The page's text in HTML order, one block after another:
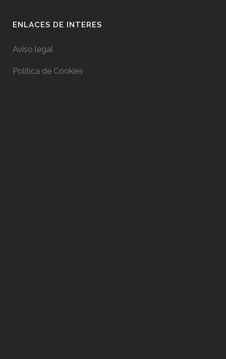
ENLACES DE INTERES
Aviso legal
Política de Cookies